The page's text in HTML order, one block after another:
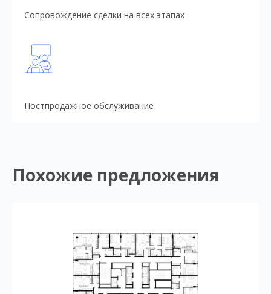
Сопровождение сделки на всех этапах
Постпродажное обслуживание
Похожие предложения